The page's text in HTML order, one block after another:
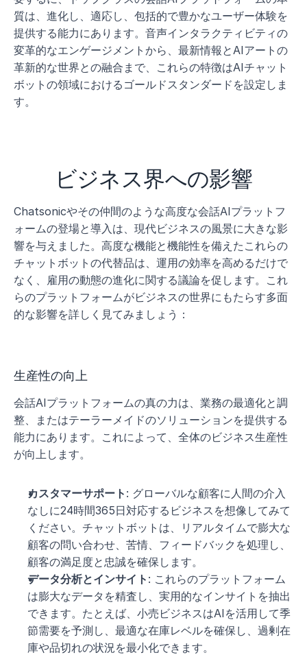
質は、進化し、適応し、包括的で豊かなユーザー体験を
提供する能力にあります。音声インタラクティビティの
変革的なエンゲージメントから、最新情報とAIアートの
革新的な世界との融合まで、これらの特徴はAIチャット
ボットの領域におけるゴールドスタンダードを設定しま
す。
ビジネス界への影響
Chatsonicやその仲間のような高度な会話AIプラットフ
ォームの登場と導入は、現代ビジネスの風景に大きな影
響を与えました。高度な機能と機能性を備えたこれらの
チャットボットの代替品は、運用の効率を高めるだけで
なく、雇用の動態の進化に関する議論を促します。これ
らのプラットフォームがビジネスの世界にもたらす多面
的な影響を詳しく見てみましょう：
生産性の向上
会話AIプラットフォームの真の力は、業務の最適化と調
整、またはテーラーメイドのソリューションを提供する
能力にあります。これによって、全体のビジネス生産性
が向上します。
カスタマーサポート : グローバルな顧客に人間の介入
なしに24時間365日対応するビジネスを想像してみて
ください。チャットボットは、リアルタイムで膨大な
顧客の問い合わせ、苦情、フィードバックを処理し、
顧客の満足度と忠誠を確保します。
データ分析とインサイト : これらのプラットフォーム
は膨大なデータを精査し、実用的なインサイトを抽出
できます。たとえば、小売ビジネスはAIを活用して季
節需要を予測し、最適な在庫レベルを確保し、過剰在
庫や品切れの状況を最小化できます。